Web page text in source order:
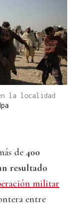
la localidad
de 400
resultado
militar
entre